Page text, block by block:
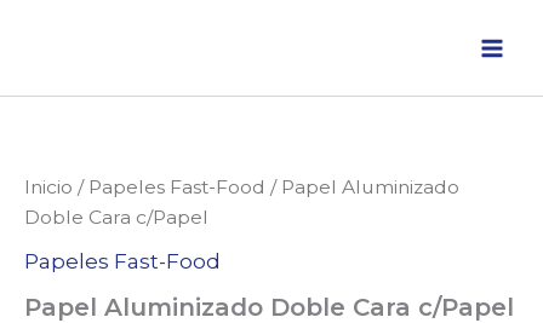
Inicio / Papeles Fast-Food / Papel Aluminizado
Doble Cara c/Papel
Papeles Fast-Food
Papel Aluminizado Doble Cara c/Papel